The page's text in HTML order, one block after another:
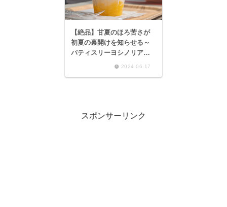
【絶品】甘夏のほろ苦さが
初夏の幕開けを知らせる～
パティスリーヨシノリアサ
2024.06.17
スポンサーリンク